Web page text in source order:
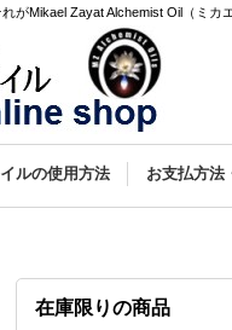
がMikael Zayat Alchemist Oil（ミカ
ルの使用方法 お支払方法
在庫限りの商品